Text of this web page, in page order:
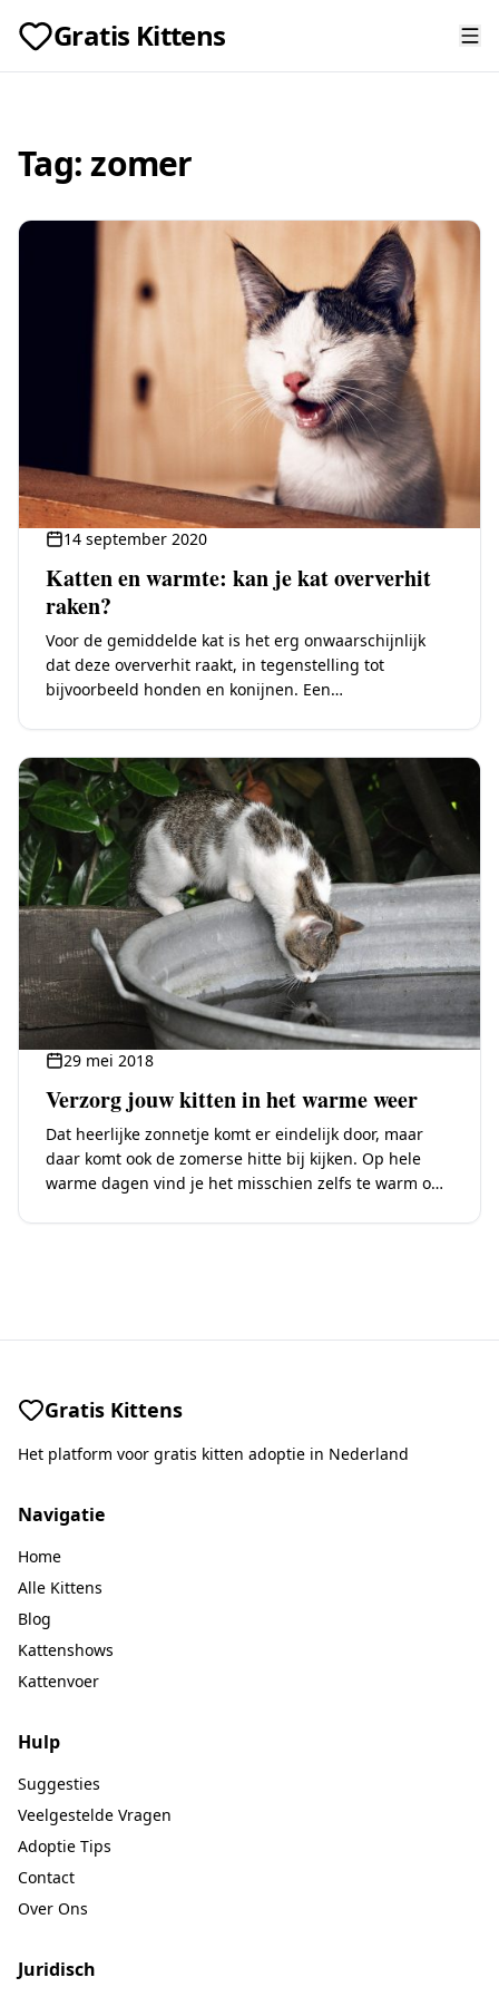
Gratis Kittens
Tag:zomer
14 september 2020
Katten en warmte: kan je kat oververhit
raken?
Voor de gemiddelde kat is het erg onwaarschijnlijk
dat deze oververhit raakt, in tegenstelling tot
bijvoorbeeld honden en konijnen. Een
29 mei 2018
Verzorg jouw kitten in het warme weer
Dat heerlijke zonnetje komt er eindelijk door, maar
daar komt ook de zomerse hitte bij kijken. Op hele
warme dagen vind je het misschien zelfs te warm om
Gratis Kittens
Het platform voor gratis kitten adoptie in Nederland
Navigatie
Home
Alle Kittens
Blog
Kattenshows
Kattenvoer
Hulp
Suggesties
Veelgestelde Vragen
Adoptie Tips
Contact
Over Ons
Juridisch